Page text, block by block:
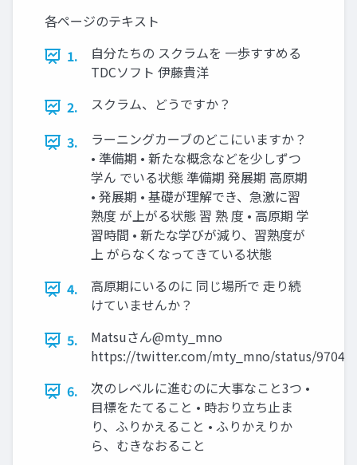
各ページのテキスト
1.
自分たちの スクラムを 一歩すすめる
TDCソフト 伊藤貴洋
2.
スクラム、どうですか？
3.
ラーニングカーブのどこにいますか？
• 準備期 • 新たな概念などを少しずつ
学ん でいる状態 準備期 発展期 高原期
• 発展期 • 基礎が理解でき、急激に習
熟度 が上がる状態 習 熟 度 • 高原期 学
習時間 • 新たな学びが減り、習熟度が
上 がらなくなってきている状態
4.
高原期にいるのに 同じ場所で 走り続
けていませんか？
5.
Matsuさん@mty_mno
https://twitter.com/mty_mno/status/
6.
次のレベルに進むのに大事なこと3つ •
目標をたてること • 時おり立ち止ま
り、ふりかえること • ふりかえりか
ら、むきなおること